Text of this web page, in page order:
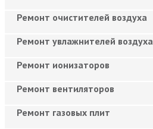
Ремонт очистителей воздуха
Ремонт увлажнителей воздуха
Ремонт ионизаторов
Ремонт вентиляторов
Ремонт газовых плит